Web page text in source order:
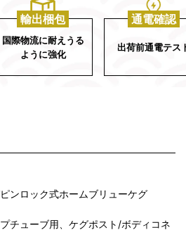
輸出梱包
国際物流に耐えうる
ように強化
通電確認
出荷前通電テス
ンロック式ホームブリューケグ
チューブ用、ケグポスト/ボディコネ